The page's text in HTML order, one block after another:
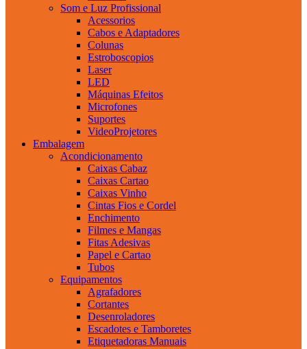
Som e Luz Profissional
Acessorios
Cabos e Adaptadores
Colunas
Estroboscopios
Laser
LED
Máquinas Efeitos
Microfones
Suportes
VideoProjetores
Embalagem
Acondicionamento
Caixas Cabaz
Caixas Cartao
Caixas Vinho
Cintas Fios e Cordel
Enchimento
Filmes e Mangas
Fitas Adesivas
Papel e Cartao
Tubos
Equipamentos
Agrafadores
Cortantes
Desenroladores
Escadotes e Tamboretes
Etiquetadoras Manuais